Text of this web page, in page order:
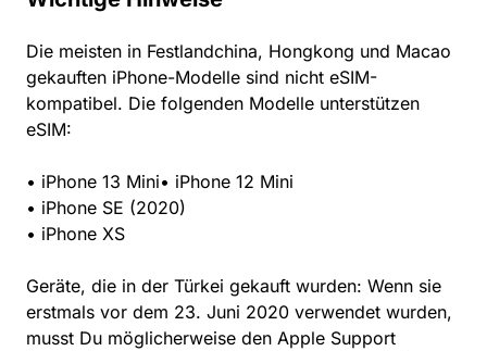
Die meisten in Festlandchina, Hongkong und Macao
gekauften iPhone-Modelle sind nicht eSIM-
kompatibel. Die folgenden Modelle unterstützen
eSIM:
• iPhone 13 Mini• iPhone 12 Mini
• iPhone SE (2020)
• iPhone XS
Geräte, die in der Türkei gekauft wurden: Wenn sie
erstmals vor dem 23. Juni 2020 verwendet wurden,
musst Du möglicherweise den Apple Support